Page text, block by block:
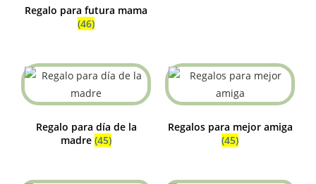
Regalo para futura mama
(46)
Regalo para día de la
madre (45)
Regalos para mejor amiga
(45)